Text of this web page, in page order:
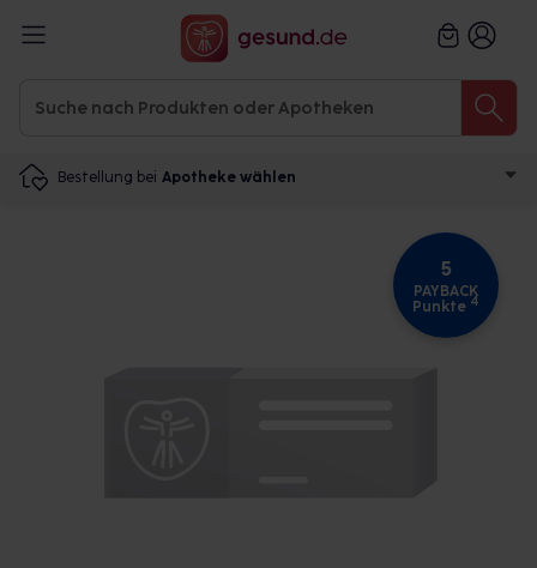
Bestellung bei Apotheke wählen
5
PAYBACK
Punkte 4